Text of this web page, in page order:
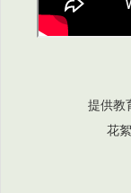
提供教
花